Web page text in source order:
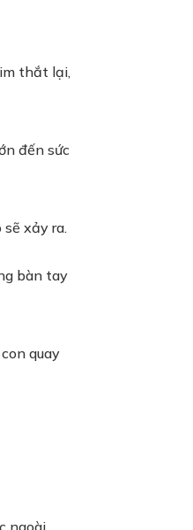
thắt lại,
đến sức
xảy ra.
bàn tay
quay
ngoài